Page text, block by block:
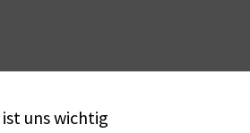
uns wichtig